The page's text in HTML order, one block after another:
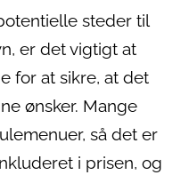
steder til
er det vigtigt at
for at sikre, at det
ønsker. Mange
så det er
i prisen, og